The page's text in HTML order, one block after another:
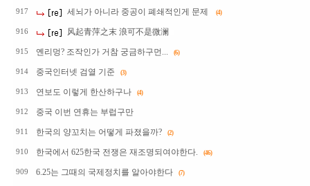
917 세뇌가 아니라 중공이 폐쇄적인게 문제 (4)
916 风起青萍之末 浪可不是微澜
915 옌리멍? 조작인가 거참 궁금하구먼... (6)
914 중국인터넷 검열 기준 (3)
913 연보도 이렇게 한산하구나 (4)
912 중국 이번 연휴는 부럽구만
911 한국의 양꼬치는 어떻게 파졌을까? (2)
910 한국에서 625한국 전쟁은 재조명되여야한다. (46)
909 6.25는 그때의 국제정치를 알아야한다 (7)